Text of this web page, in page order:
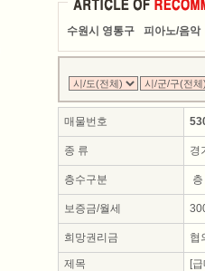
수원시 영통구 피아노/음악
매물번호
종 류 경
층수구분 층
보증금/월세
희망권리금 협
제목 [